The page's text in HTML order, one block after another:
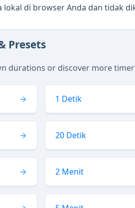
lokal di browser Anda dan tidak
Presets
durations or discover more
1 Detik
20 Detik
2 Menit